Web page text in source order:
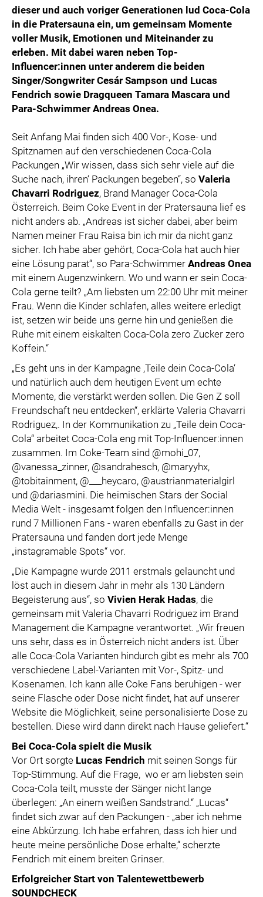
LOGOS
COCA COLA
PRESSEKONTAKT
dieser und auch voriger Generationen lud Coca-Cola
in die Pratersauna ein, um gemeinsam Momente
voller Musik, Emotionen und Miteinander zu
erleben. Mit dabei waren neben Top-
Influencer:innen unter anderem die beiden
Singer/Songwriter Cesár Sampson und Lucas
Fendrich sowie Dragqueen Tamara Mascara und
Para-Schwimmer Andreas Onea.
Seit Anfang Mai finden sich 400 Vor-, Kose- und
Spitznamen auf den verschiedenen Coca-Cola
Packungen „Wir wissen, dass sich sehr viele auf die
Suche nach, ihren‘ Packungen begeben“, so Valeria
Chavarri Rodriguez, Brand Manager Coca-Cola
Österreich. Beim Coke Event in der Pratersauna lief es
nicht anders ab. „Andreas ist sicher dabei, aber beim
Namen meiner Frau Raisa bin ich mir da nicht ganz
sicher. Ich habe aber gehört, Coca-Cola hat auch hier
eine Lösung parat“, so Para-Schwimmer Andreas Onea
mit einem Augenzwinkern. Wo und wann er sein Coca-
Cola gerne teilt? „Am liebsten um 22:00 Uhr mit meiner
Frau. Wenn die Kinder schlafen, alles weitere erledigt
ist, setzen wir beide uns gerne hin und genießen die
Ruhe mit einem eiskalten Coca-Cola zero Zucker zero
Koffein.“
„Es geht uns in der Kampagne ,Teile dein Coca-Cola‘
und natürlich auch dem heutigen Event um echte
Momente, die verstärkt werden sollen. Die Gen Z soll
Freundschaft neu entdecken“, erklärte Valeria Chavarri
Rodriguez,. In der Kommunikation zu „Teile dein Coca-
Cola“ arbeitet Coca-Cola eng mit Top-Influencer:innen
zusammen. Im Coke-Team sind @mohi_07,
@vanessa_zinner, @sandrahesch, @maryyhx,
@tobitainment, @___heycaro, @austrianmaterialgirl
und @dariasmini. Die heimischen Stars der Social
Media Welt - insgesamt folgen den Influencer:innen
rund 7 Millionen Fans - waren ebenfalls zu Gast in der
Pratersauna und fanden dort jede Menge
„instagramable Spots“ vor.
„Die Kampagne wurde 2011 erstmals gelauncht und
löst auch in diesem Jahr in mehr als 130 Ländern
Begeisterung aus“, so Vivien Herak Hadas, die
gemeinsam mit Valeria Chavarri Rodriguez im Brand
Management die Kampagne verantwortet. „Wir freuen
uns sehr, dass es in Österreich nicht anders ist. Über
alle Coca-Cola Varianten hindurch gibt es mehr als 700
verschiedene Label-Varianten mit Vor-, Spitz- und
Kosenamen. Ich kann alle Coke Fans beruhigen - wer
seine Flasche oder Dose nicht findet, hat auf unserer
Website die Möglichkeit, seine personalisierte Dose zu
bestellen. Diese wird dann direkt nach Hause geliefert.“
Bei Coca-Cola spielt die Musik
Vor Ort sorgte Lucas Fendrich mit seinen Songs für
Top-Stimmung. Auf die Frage, wo er am liebsten sein
Coca-Cola teilt, musste der Sänger nicht lange
überlegen: „An einem weißen Sandstrand.“ „Lucas“
findet sich zwar auf den Packungen - „aber ich nehme
eine Abkürzung. Ich habe erfahren, dass ich hier und
heute meine persönliche Dose erhalte,“ scherzte
Fendrich mit einem breiten Grinser.
Erfolgreicher Start von Talentewettbewerb
SOUNDCHECK